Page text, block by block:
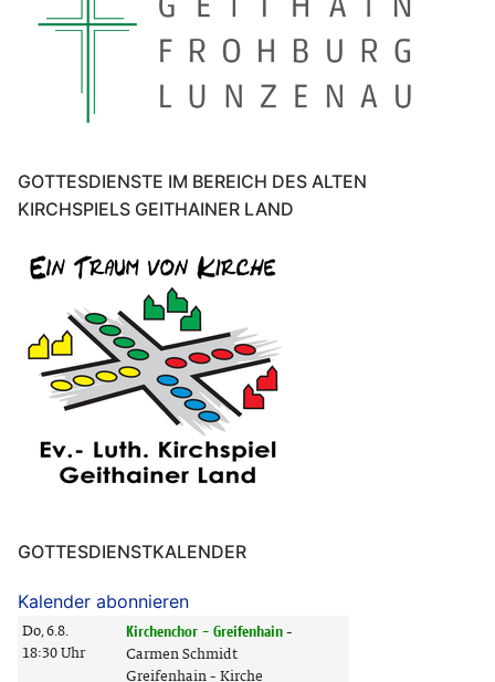
GOTTESDIENSTE IM BEREICH DES ALTEN
KIRCHSPIELS GEITHAINER LAND
GOTTESDIENSTKALENDER
Kalender abonnieren